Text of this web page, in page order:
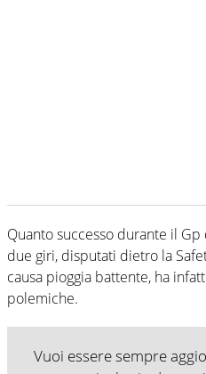
Quanto successo durante il
due giri, disputati dietro la
causa pioggia battente, ha
polemiche.
Vuoi essere sempre